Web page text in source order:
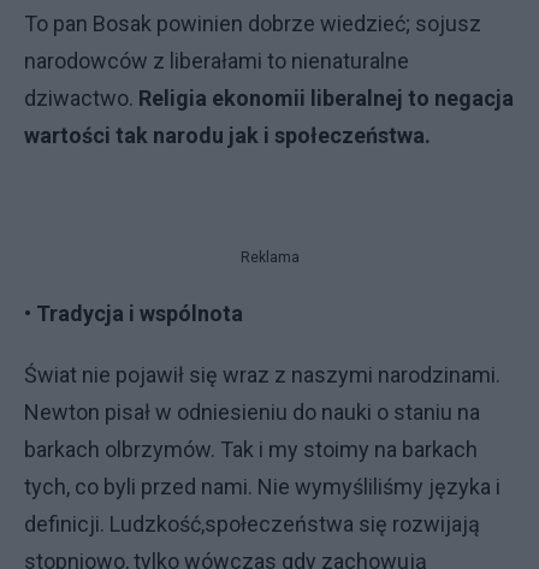
To pan Bosak powinien dobrze wiedzieć; sojusz
narodowców z liberałami to nienaturalne
dziwactwo. Religia ekonomii liberalnej to negacja
wartości tak narodu jak i społeczeństwa.
Reklama
• Tradycja i wspólnota
Świat nie pojawił się wraz z naszymi narodzinami.
Newton pisał w odniesieniu do nauki o staniu na
barkach olbrzymów. Tak i my stoimy na barkach
tych, co byli przed nami. Nie wymyśliliśmy języka i
definicji. Ludzkość,społeczeństwa się rozwijają
stopniowo, tylko wówczas gdy zachowują